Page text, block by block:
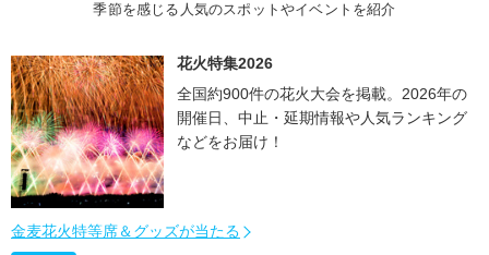
季節を感じる人気のスポットやイベントを紹介
花火特集2026
全国約900件の花火大会を掲載。2026年の
開催日、中止・延期情報や人気ランキング
などをお届け！
金麦花火特等席＆グッズが当たる